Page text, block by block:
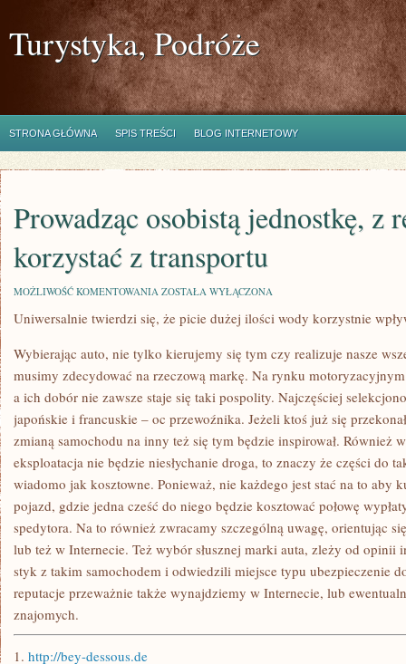
Turystyka, Podróże
STRONA GŁÓWNA SPIS TREŚCI BLOG INTERNETOWY
Prowadząc osobistą jednostkę, z
korzystać z transportu
MOŻLIWOŚĆ KOMENTOWANIA PROWADZĄC
JEDNOSTKĘ,
MUSIMY
KORZYSTAĆ
TRANSPORTU
ZOSTAŁA WYŁĄCZONA
Uniwersalnie twierdzi się, że picie dużej ilości wody korzystnie
Wybierając auto, nie tylko kierujemy się tym czy realizuje nasze
musimy zdecydować na rzeczową markę. Na rynku
a ich dobór nie zawsze staje się taki pospolity. Najczęściej
japońskie i francuskie – oc przewoźnika. Jeżeli ktoś już się
zmianą samochodu na inny też się tym będzie inspirował. Również
eksploatacja nie będzie niesłychanie droga, to znaczy że części do
wiadomo jak kosztowne. Ponieważ, nie każdego jest stać na to aby
pojazd, gdzie jedna cześć do niego będzie kosztować połowę
spedytora. Na to również zwracamy szczególną uwagę, orientując
lub też w Internecie. Też wybór słusznej marki auta, zleży od
styk z takim samochodem i odwiedzili miejsce typu ubezpieczenie
reputacje przeważnie także wynajdziemy w Internecie, lub
znajomych.
1. http://bey-dessous.de